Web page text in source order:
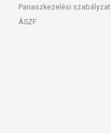
Panaszkezelési szabályzat
ÁSZF